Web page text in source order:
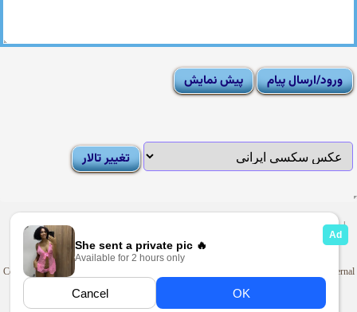
Moderator List |
Sexy Pictures Archive
Adult Forums
Copyright © 2009-2025
. Looti Forums is not responsible for the content of external